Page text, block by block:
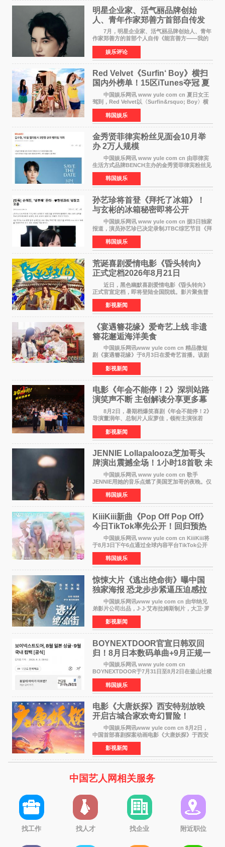
明星企业家、活气丽品牌创始
人、青年作家郑善方首部自传发
布， 书写跨界创业者的成长答卷
7月，明星企业家、活气丽品牌创始人、青年
作家郑善方的首部个人自传《能言善方——我的
跨界人生》正式发行。这本书以他的人生轨迹为
脉络，首次完整公开了从逐梦少年到横跨美业、
公益等多领域的
娱乐评论
Red Velvet《Surfin‘ Boy》横扫
国内外榜单！15区iTunes夺冠 夏
日女王强势回归
中国娱乐网讯 www yule com cn 夏日女王
驾到，Red Velvet以〈Surfin&rsquo; Boy〉横
扫国内外榜单，获得音乐粉丝的热烈反响。
Red Velvet于3日发行了夏日迷你专辑《Velvet
Summer》，
韩国娱乐
金秀贤菲律宾粉丝见面会10月举
办 2万人规模
中国娱乐网讯 www yule com cn 由菲律宾
生活方式品牌BENCH主办的金秀贤菲律宾粉丝见
面会，将于10月2日在马尼拉SM Mall of
Asia（MOA）竞技场举行，预计规模达2万人。
这也是金秀贤自去年陷
韩国娱乐
孙艺珍将首登《拜托了冰箱》！
与玄彬的冰箱秘密即将公开
中国娱乐网讯 www yule com cn 据3日独家
报道，演员孙艺珍已决定录制JTBC综艺节目《拜
托了冰箱》，目前正在协调具体细节。这是孙艺
珍首次公开个人冰箱，也是她婚后首次以玄彬的
妻子身份参与
韩国娱乐
荒诞喜剧爱情电影《昏头转向》
正式定档2026年8月21日
近日，黑色幽默喜剧爱情电影《昏头转向》
正式官宣定档，即将登陆全国院线。影片聚焦普
通人的荒诞生活，以戏谑诙谐的镜头语言、反转
不断的剧情，融合爆笑喜剧与细腻爱情元素，打
造出一部接地气
影视新闻
《宴遇簪花缘》爱奇艺上线 非遗
簪花邂逅海洋美食
中国娱乐网讯www yule com cn 精品微短
剧《宴遇簪花缘》于8月3日在爱奇艺首播。该剧
是泉州荣膺世界美食之都后推出的首部美食主题
文旅微短剧，实力派演员孙茜特别出演簪花非遗
传承人，她曾参演
影视新闻
电影《年会不能停！2》深圳站路
演笑声不断 主创解读分享更多幕
后创作
8月2日，暑期档爆笑喜剧《年会不能停！2》
导演董润年、总制片人应萝佳，领衔主演张若
昀、白客，主演酷酷的滕出席深圳路演，与观众
近距离趣味互动，畅聊创作细节与名场面，一路
笑声不断。影片讲
影视新闻
JENNIE Lollapalooza芝加哥头
牌演出震撼全场！1小时18首歌 未
发行新曲首度公开
中国娱乐网讯 www yule com cn 歌手
JENNIE用她的音乐点燃了美国芝加哥的夜晚。仅
需1小时，就足以证明K-pop女性solo艺人首次登
上Lollapalooza这一头衔的分量。她向世人展示
了为何自己能作为世
韩国娱乐
KiiiKiii新曲《Pop Off Pop Off》
今日TikTok率先公开！回归预热
全面启动
中国娱乐网讯 www yule com cn KiiiKiii将
于8月3日下午6点通过全球内容平台TikTok公开
将于10日发行的迷你三辑《WhyKiiiKiii》主打歌
〈Pop Off Pop Off〉的挑战视频，率先公开部分
音源和亮
韩国娱乐
惊悚大片《逃出绝命街》曝中国
独家海报 恐龙步步紧逼压迫感拉
中国娱乐网讯www yule com cn 由华纳兄
弟影片公司出品，J·J·艾布拉姆斯制片，大卫·罗
伯特·米切尔执导，好莱坞巨星安妮·海瑟薇、伊万
·麦克格雷格主演的2026年暑期惊悚恐龙大片《逃
出绝命
影视新闻
BOYNEXTDOOR官宣日韩双回
归！8月日本数码单曲+9月正规一
辑改版
中国娱乐网讯 www yule com cn
BOYNEXTDOOR于7月31日至8月2日在釜山社稷
室内体育馆举办了BOYNEXTDOOR TOUR
&lsquo;KNOCK ON Vol 2&rsquo; IN
BUSAN，与当地粉丝共度难忘时光。 在演
韩国娱乐
电影《大唐妖探》西安特别放映
开启古城合家欢奇幻冒险！
中国娱乐网讯www yule com cn 8月2日，
中国首部喜剧探案动画电影《大唐妖探》于西安
举办特别放映活动。活动面向西安市民及广大游
客开放超前观影，让一众观众率先奔赴一场新奇
欢乐的大唐探案之
影视新闻
中国艺人网相关服务
找工作 找人才 找企业 附近职位